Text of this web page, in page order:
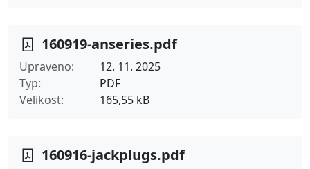
160919-anseries.pdf
Upraveno
12. 11. 2025
Typ
PDF
Velikost
165,55 kB
160916-jackplugs.pdf